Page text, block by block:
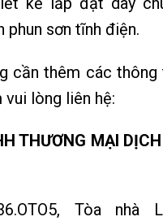
phun sơn tĩnh điện.
cần thêm các
lòng liên hệ:
THƯƠNG MẠI
Tòa nhà